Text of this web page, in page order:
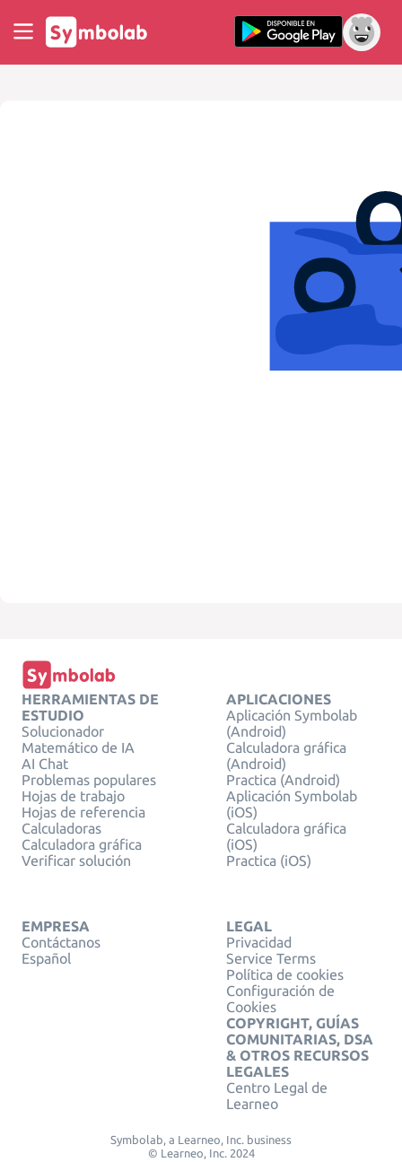
HERRAMIENTAS DE
ESTUDIO
Solucionador
Matemático de IA
AI Chat
Problemas populares
Hojas de trabajo
Hojas de referencia
Calculadoras
Calculadora gráfica
Verificar solución
APLICACIONES
Aplicación Symbolab
(Android)
Calculadora gráfica
(Android)
Practica (Android)
Aplicación Symbolab
(iOS)
Calculadora gráfica
(iOS)
Practica (iOS)
EMPRESA
Contáctanos
Español
LEGAL
Privacidad
Service Terms
Política de cookies
Configuración de
Cookies
COPYRIGHT, GUÍAS
COMUNITARIAS, DSA
& OTROS RECURSOS
LEGALES
Centro Legal de
Learneo
Symbolab, a Learneo, Inc. business
© Learneo, Inc. 2024